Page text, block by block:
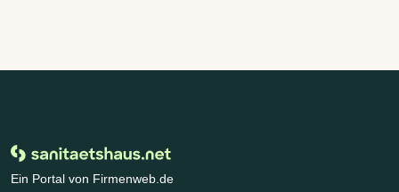
Ein Portal von Firmenweb.de